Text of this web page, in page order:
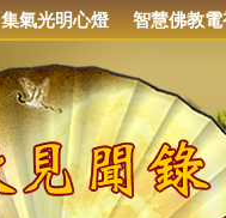
集氣光明心燈 智慧佛教電